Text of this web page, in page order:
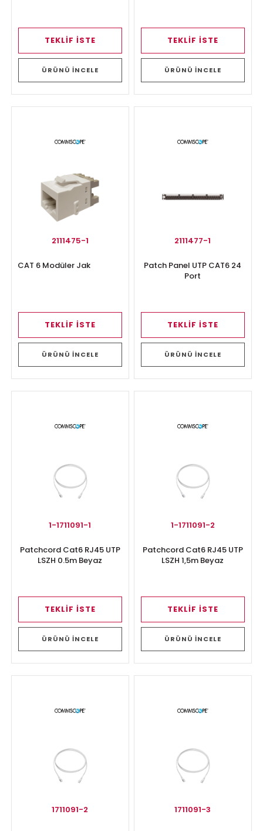
TEKLİF İSTE
ÜRÜNÜ İNCELE
TEKLİF İSTE
ÜRÜNÜ İNCELE
2111475-1
CAT 6 Modüler Jak
TEKLİF İSTE
ÜRÜNÜ İNCELE
2111477-1
Patch Panel UTP CAT6 24
Port
TEKLİF İSTE
ÜRÜNÜ İNCELE
1-1711091-1
Patchcord Cat6 RJ45 UTP
LSZH 0.5m Beyaz
TEKLİF İSTE
ÜRÜNÜ İNCELE
1-1711091-2
Patchcord Cat6 RJ45 UTP
LSZH 1,5m Beyaz
TEKLİF İSTE
ÜRÜNÜ İNCELE
1711091-2 1711091-3